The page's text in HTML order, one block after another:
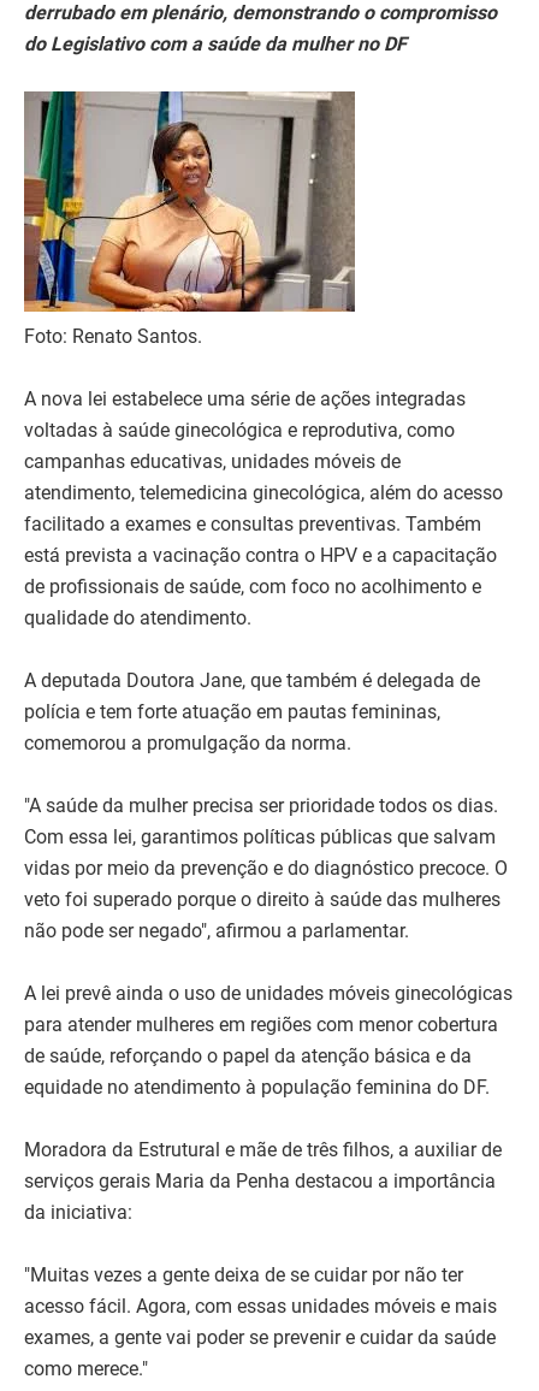
derrubado em plenário, demonstrando o compromisso
do Legislativo com a saúde da mulher no DF
Foto: Renato Santos.
A nova lei estabelece uma série de ações integradas
voltadas à saúde ginecológica e reprodutiva, como
campanhas educativas, unidades móveis de
atendimento, telemedicina ginecológica, além do acesso
facilitado a exames e consultas preventivas. Também
está prevista a vacinação contra o HPV e a capacitação
de profissionais de saúde, com foco no acolhimento e
qualidade do atendimento.
A deputada Doutora Jane, que também é delegada de
polícia e tem forte atuação em pautas femininas,
comemorou a promulgação da norma.
"A saúde da mulher precisa ser prioridade todos os dias.
Com essa lei, garantimos políticas públicas que salvam
vidas por meio da prevenção e do diagnóstico precoce. O
veto foi superado porque o direito à saúde das mulheres
não pode ser negado", afirmou a parlamentar.
A lei prevê ainda o uso de unidades móveis ginecológicas
para atender mulheres em regiões com menor cobertura
de saúde, reforçando o papel da atenção básica e da
equidade no atendimento à população feminina do DF.
Moradora da Estrutural e mãe de três filhos, a auxiliar de
serviços gerais Maria da Penha destacou a importância
da iniciativa:
"Muitas vezes a gente deixa de se cuidar por não ter
acesso fácil. Agora, com essas unidades móveis e mais
exames, a gente vai poder se prevenir e cuidar da saúde
como merece."